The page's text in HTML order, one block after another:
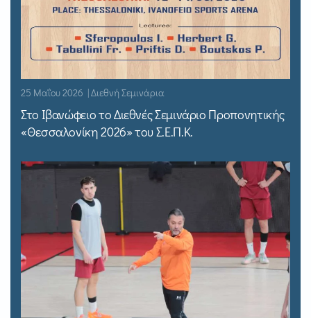
25 Μαΐου 2026 | Διεθνή Σεμινάρια
Στο Ιβανώφειο το Διεθνές Σεμινάριο Προπονητικής
«Θεσσαλονίκη 2026» του Σ.Ε.Π.Κ.